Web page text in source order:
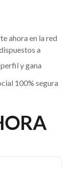
ahora en la red
a
y gana
100% segura